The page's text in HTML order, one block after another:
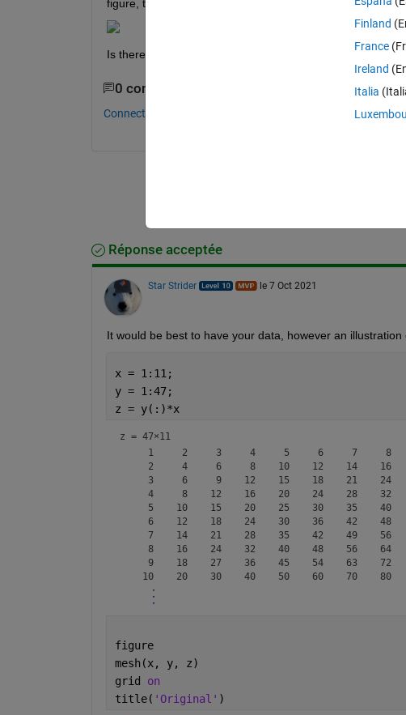
figure, the location of NaN is blank (see below).
Is there any method to fill these special locations? Thanks!
0 commentaires
Connectez-vous pour commenter.
Réponse acceptée
Star Strider le 7 Oct 2021
It would be best to have your data, however an
x = 1:11;
y = 1:47;
z = y(:)*x
z = 47×11
1     2     3     4     5     6     7     8
2     4     6     8    10    12    14    16
3     6     9    12    15    18    21    24
4     8    12    16    20    24    28    32
5    10    15    20    25    30    35    40
6    12    18    24    30    36    42    48
7    14    21    28    35    42    49    56
8    16    24    32    40    48    56    64
9    18    27    36    45    54    63    72
figure
mesh(x, y, z)
grid on
title( 'Original' )
Finland
France
Ireland
Italia